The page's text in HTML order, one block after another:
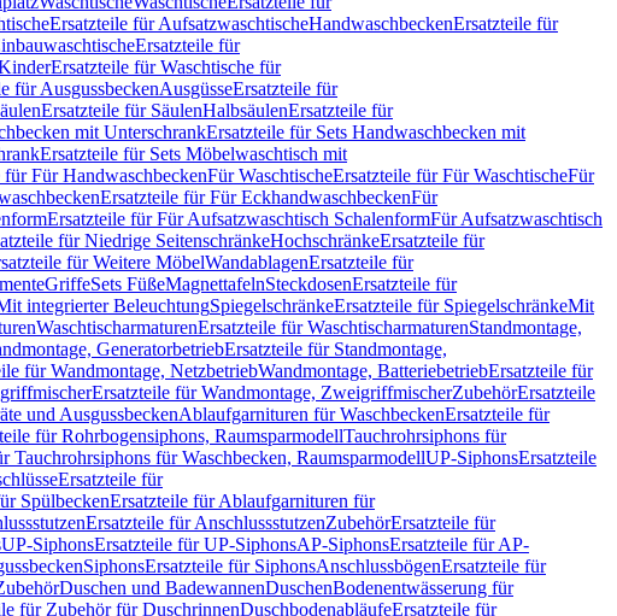
Ersatzteile für AufsatzwaschtischeHandwaschbeckenErsatzteile für
Ersatzteile für
Ersatzteile für Waschtische für
für AusgussbeckenAusgüsseErsatzteile für
Ersatzteile für SäulenHalbsäulenErsatzteile für
mit UnterschrankErsatzteile für Sets Handwaschbecken mit
Ersatzteile für Sets Möbelwaschtisch mit
für Für HandwaschbeckenFür WaschtischeErsatzteile für Für WaschtischeFür
Ersatzteile für Für EckhandwaschbeckenFür
Ersatzteile für Für Aufsatzwaschtisch SchalenformFür Aufsatzwaschtisch
für Niedrige SeitenschränkeHochschränkeErsatzteile für
für Weitere MöbelWandablagenErsatzteile für
GriffeSets FüßeMagnettafelnSteckdosenErsatzteile für
integrierter BeleuchtungSpiegelschränkeErsatzteile für SpiegelschränkeMit
WaschtischarmaturenErsatzteile für WaschtischarmaturenStandmontage,
GeneratorbetriebErsatzteile für Standmontage,
für Wandmontage, NetzbetriebWandmontage, BatteriebetriebErsatzteile für
Ersatzteile für Wandmontage, ZweigriffmischerZubehörErsatzteile
und AusgussbeckenAblaufgarnituren für WaschbeckenErsatzteile für
für Rohrbogensiphons, RaumsparmodellTauchrohrsiphons für
Tauchrohrsiphons für Waschbecken, RaumsparmodellUP-SiphonsErsatzteile
Ersatzteile für
SpülbeckenErsatzteile für Ablaufgarnituren für
Ersatzteile für AnschlussstutzenZubehörErsatzteile für
UP-SiphonsErsatzteile für UP-SiphonsAP-SiphonsErsatzteile für AP-
SiphonsErsatzteile für SiphonsAnschlussbögenErsatzteile für
Duschen und BadewannenDuschenBodenentwässerung für
für Zubehör für DuschrinnenDuschbodenabläufeErsatzteile für